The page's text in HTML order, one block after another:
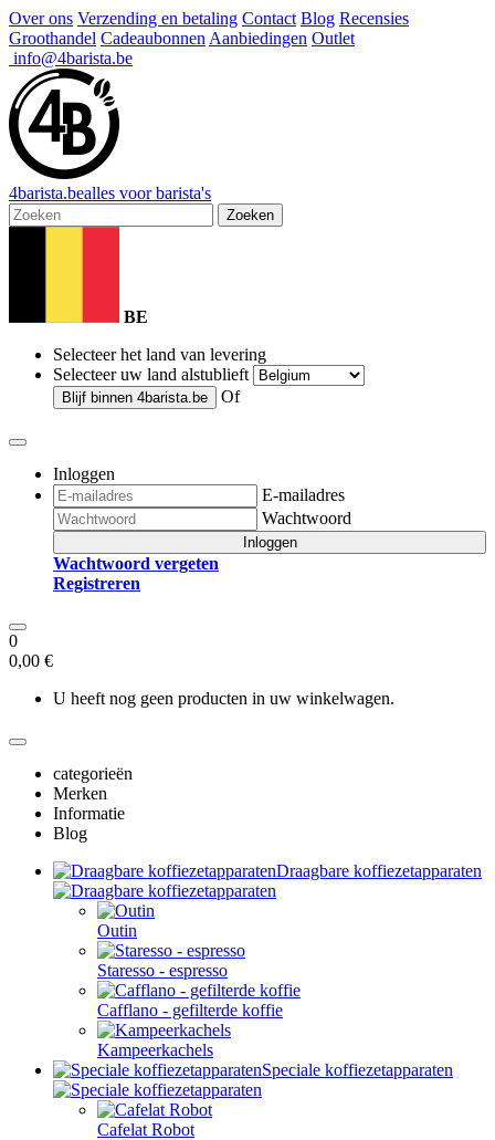
Over ons Verzending en betaling Contact Blog Recensies
Groothandel Cadeaubonnen Aanbiedingen Outlet
info@4barista.be
4barista.bealles voor barista's
Zoeken
BE
Selecteer het land van levering
Selecteer uw land alstublieft
Blijf binnen 4barista.be Of
Inloggen
E-mailadres
Wachtwoord
Inloggen
Wachtwoord vergeten
Registreren
0
0,00 €
U heeft nog geen producten in uw winkelwagen.
categorieën
Merken
Informatie
Blog
Draagbare koffiezetapparaten
Outin
Staresso - espresso
Cafflano - gefilterde koffie
Kampeerkachels
Speciale koffiezetapparaten
Cafelat Robot